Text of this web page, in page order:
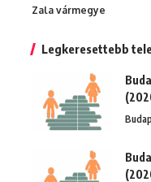
Zala vármegye
Legkeresettebb